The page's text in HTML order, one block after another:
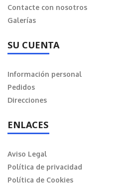
Contacte con nosotros
Galerías
SU CUENTA
Información personal
Pedidos
Direcciones
ENLACES
Aviso Legal
Política de privacidad
Política de Cookies